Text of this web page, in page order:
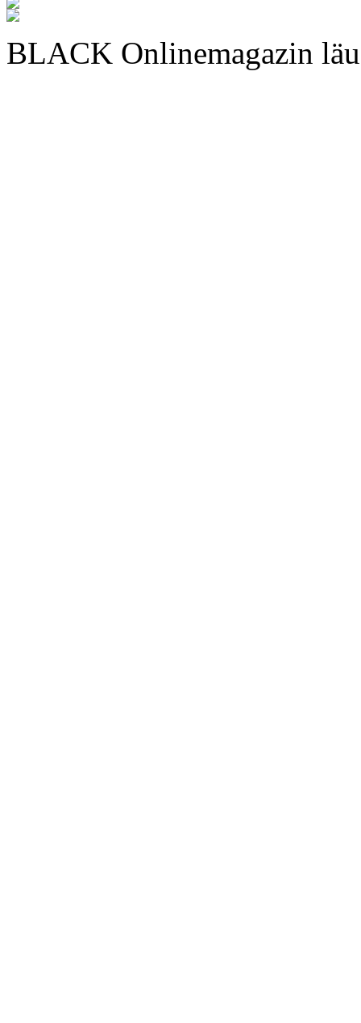
BLACK Onlinemagazin